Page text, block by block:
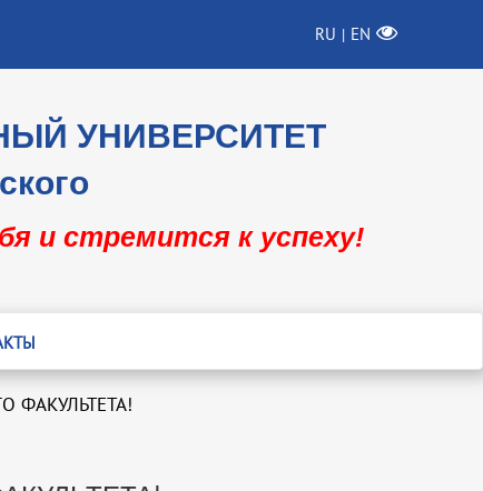
RU | EN
УНИВЕРСИТЕТ
и стремится к успеху!
ФАКУЛЬТЕТА!